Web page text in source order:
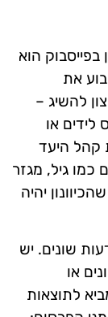
בפייסבוק הוא
את
להשיג –
או
קהל היעד
כמו גיל, מגזר
יהיה
שונים. יש
או
לתוצאות